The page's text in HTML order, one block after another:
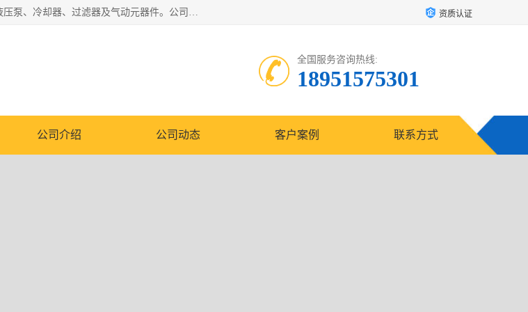
无锡凯乐福智能科技有限公司主营产品：打包机油泵、风冷式油冷却器、液压阀、液压泵、冷却器、过滤器及气动元器件。公司主导生产齿轮泵、齿轮马达、液压阀等产品。共计100多个系列、3000余种规格。覆盖了液压系统的动力元件、控制元件和执行元件，具备较强的成套供货、服务能力。 资质认证
全国服务咨询热线:
18951575301
公司介绍 公司动态 客户案例 联系方式